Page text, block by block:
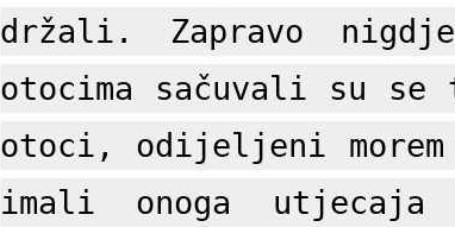
držali. Zapravo
otocima sačuvali su
otoci, odijeljeni morem
imali onoga